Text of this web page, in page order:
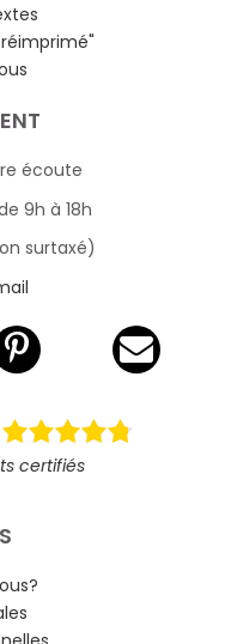
écoute
9h à 18h
surtaxé)
certifiés